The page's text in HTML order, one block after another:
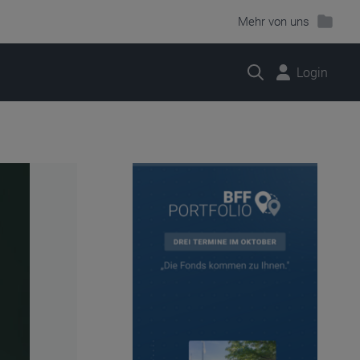
Mehr von uns
Suche Login